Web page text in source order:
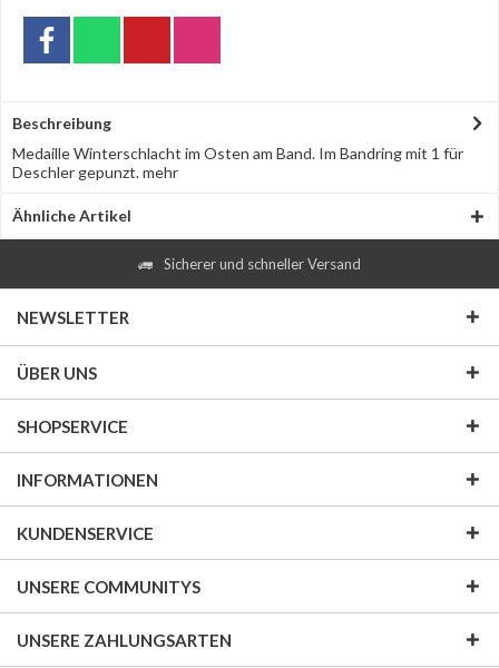
Beschreibung
Medaille Winterschlacht im Osten am Band. Im Bandring mit 1 für
Deschler gepunzt.mehr
Ähnliche Artikel
Sicherer und schneller Versand
NEWSLETTER
ÜBER UNS
SHOPSERVICE
INFORMATIONEN
KUNDENSERVICE
UNSERE COMMUNITYS
UNSERE ZAHLUNGSARTEN